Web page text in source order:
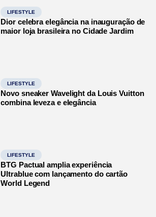
LIFESTYLE
Dior celebra elegância na inauguração de
maior loja brasileira no Cidade Jardim
LIFESTYLE
Novo sneaker Wavelight da Louis Vuitton
combina leveza e elegância
LIFESTYLE
BTG Pactual amplia experiência
Ultrablue com lançamento do cartão
World Legend